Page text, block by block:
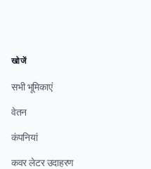
खोजें
सभी भूमिकाएं
वेतन
कंपनियां
कवर लेटर उदाहरण